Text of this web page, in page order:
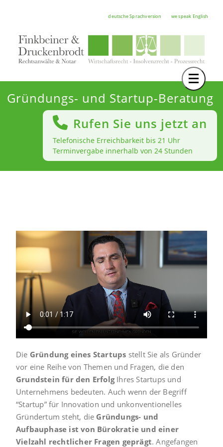
deutsche Sprachversion we speak English
Toggle
RECHTSGEBIETE
FORTBILDUNGEN
HOCHSCHULE
Gründungs- und Startup-Beratung
Rufen Sie uns jetzt an
Telefonische Erreichbarkeit bis 21 Uhr
Terminvergabe innerhalb von 24 Stunden
Die Gründung eines Startups stellt Sie als Gründer
vor eine Reihe von Themen und Fragen, die den
Grundstein für den ErfolgIhres Startups und
Unternehmens bedeuten. Auch wenn der Begriff
“Startup” für Innovation und unkonventionelles
Gründertum steht, die Gründungs- und
Aufbauphase ist von Bürokratie und einer
Vielzahl rechtlicher Fragen geprägt. Angefangen